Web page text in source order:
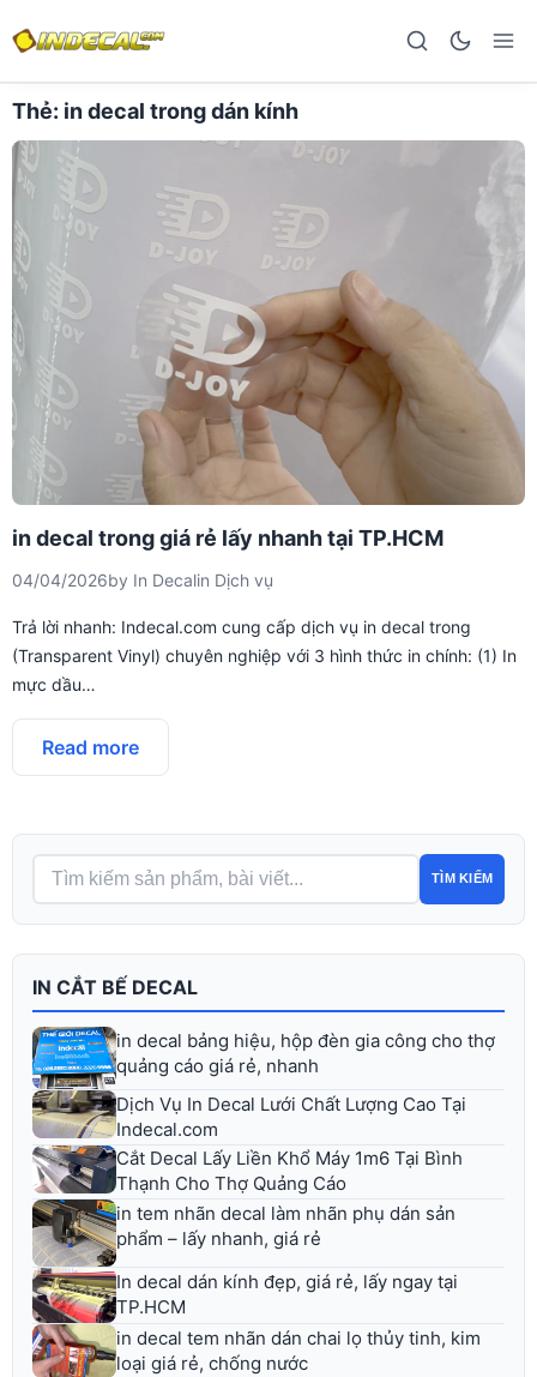
Thẻ: in decal trong dán kính
in decal trong giá rẻ lấy nhanh tại TP.HCM
04/04/2026by In Decalin Dịch vụ
Trả lời nhanh: Indecal.com cung cấp dịch vụ in decal trong
(Transparent Vinyl) chuyên nghiệp với 3 hình thức in chính: (1) In
mực dầu…
Read more
TÌM KIẾM
IN CẮT BẾ DECAL
in decal bảng hiệu, hộp đèn gia công cho thợ
quảng cáo giá rẻ, nhanh
Dịch Vụ In Decal Lưới Chất Lượng Cao Tại
Indecal.com
Cắt Decal Lấy Liền Khổ Máy 1m6 Tại Bình
Thạnh Cho Thợ Quảng Cáo
in tem nhãn decal làm nhãn phụ dán sản
phẩm – lấy nhanh, giá rẻ
In decal dán kính đẹp, giá rẻ, lấy ngay tại
TP.HCM
in decal tem nhãn dán chai lọ thủy tinh, kim
loại giá rẻ, chống nước